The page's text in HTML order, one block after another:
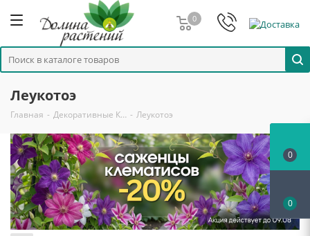
0
Леукотоэ
Главная - Декоративные К… - Леукотоэ
0
0